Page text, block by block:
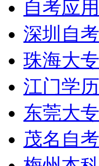
自考应
深圳自
珠海大
江门学
东莞大
茂名自
学历提升报考中心